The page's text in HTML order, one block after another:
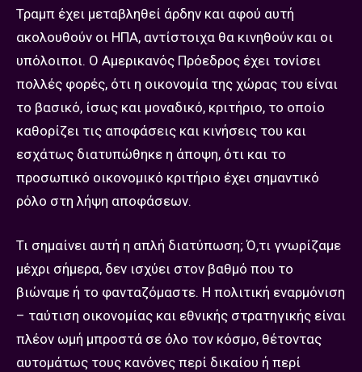
Τραμπ έχει μεταβληθεί άρδην και αφού αυτή
ακολουθούν οι ΗΠΑ, αντίστοιχα θα κινηθούν και οι
υπόλοιποι. Ο Αμερικανός Πρόεδρος έχει τονίσει
πολλές φορές, ότι η οικονομία της χώρας του είναι
το βασικό, ίσως και μοναδικό, κριτήριο, το οποίο
καθορίζει τις αποφάσεις και κινήσεις του και
εσχάτως διατυπώθηκε η άποψη, ότι και το
προσωπικό οικονομικό κριτήριο έχει σημαντικό
ρόλο στη λήψη αποφάσεων.
Τι σημαίνει αυτή η απλή διατύπωση; Ό,τι γνωρίζαμε
μέχρι σήμερα, δεν ισχύει στον βαθμό που το
βιώναμε ή το φανταζόμαστε. Η πολιτική εναρμόνιση
– ταύτιση οικονομίας και εθνικής στρατηγικής είναι
πλέον ωμή μπροστά σε όλο τον κόσμο, θέτοντας
αυτομάτως τους κανόνες περί δικαίου ή περί